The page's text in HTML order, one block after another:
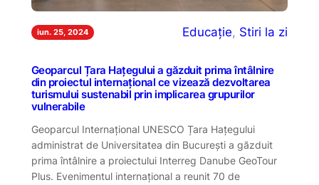
iun. 25, 2024 Educație, Stiri la zi
Geoparcul Țara Hațegului a găzduit prima întâlnire
din proiectul internațional ce vizează dezvoltarea
turismului sustenabil prin implicarea grupurilor
vulnerabile
Geoparcul Internațional UNESCO Țara Hațegului
administrat de Universitatea din București a găzduit
prima întâlnire a proiectului Interreg Danube GeoTour
Plus. Evenimentul internațional a reunit 70 de